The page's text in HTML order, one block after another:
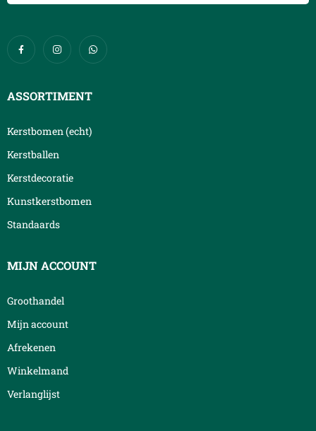
ASSORTIMENT
Kerstbomen (echt)
Kerstballen
Kerstdecoratie
Kunstkerstbomen
Standaards
MIJN ACCOUNT
Groothandel
Mijn account
Afrekenen
Winkelmand
Verlanglijst